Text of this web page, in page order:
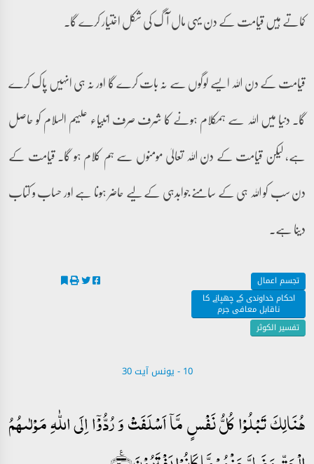
کماتے ہیں قیامت کے دن یہی مال آگ کی شکل اختیار کرے گا۔
قیامت کے دن اللہ ایسے لوگوں سے نہ بات کرے گا اور نہ ہی انہیں پاک کرے
گا۔ دنیا میں اللہ سے ہمکلام ہونے کا شرف صرف انبیاء علیہم السلام کو حاصل
ہے، لیکن قیامت کے دن اللہ تعالیٰ مومنوں سے ہم کلام ہو گا۔ قیامت کے
دن سب کو اللہ ہی کے سامنے جوابدہی کے لیے حاضر ہونا ہے اور حساب و کتاب
دینا ہے۔
تجسم اعمال
احکام خداوندی کے چھپانے کا
ناقابل معافی جرم
تفسیر الکوثر
10 - ‎يونس آیت 30
ہُنَالِکَ تَبۡلُوۡا کُلُّ نَفۡسٍ مَّاۤ اَسۡلَفَتۡ وَ رُدُّوۡۤا اِلَی اللّٰہِ مَوۡلٰىہُمُ